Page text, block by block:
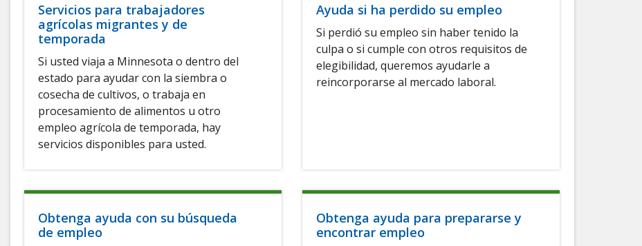
Servicios para trabajadores
agrícolas migrantes y de
temporada
Si usted viaja a Minnesota o dentro del
estado para ayudar con la siembra o
cosecha de cultivos, o trabaja en
procesamiento de alimentos u otro
empleo agrícola de temporada, hay
servicios disponibles para usted.
Ayuda si ha perdido su empleo
Si perdió su empleo sin haber tenido la
culpa o si cumple con otros requisitos de
elegibilidad, queremos ayudarle a
reincorporarse al mercado laboral.
Obtenga ayuda con su búsqueda
de empleo
Obtenga ayuda para prepararse y
encontrar empleo